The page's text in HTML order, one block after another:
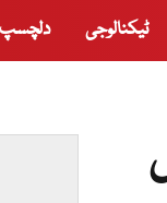
ٹیکنالوجی